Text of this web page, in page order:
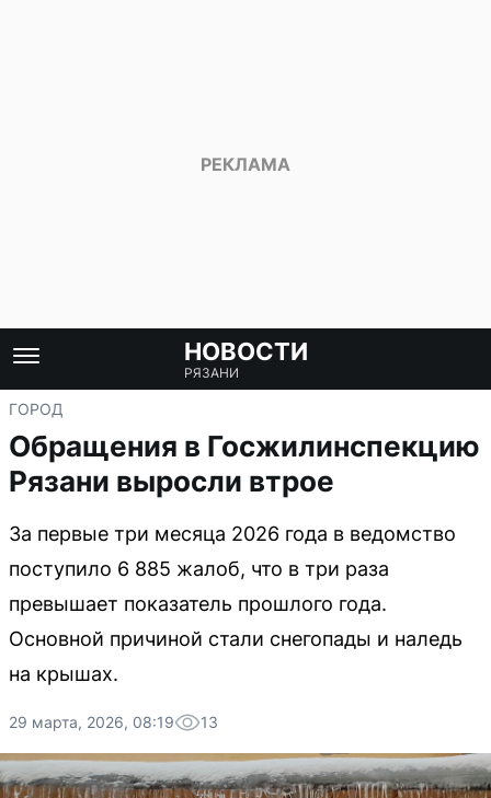
НОВОСТИ
РЯЗАНИ
ГОРОД
Обращения в Госжилинспекцию
Рязани выросли втрое
За первые три месяца 2026 года в ведомство
поступило 6 885 жалоб, что в три раза
превышает показатель прошлого года.
Основной причиной стали снегопады и наледь
на крышах.
29 марта, 2026, 08:19 13